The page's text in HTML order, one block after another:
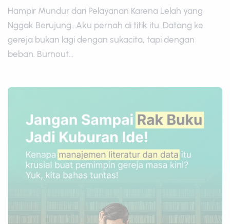
Hampir Mundur dari Pelayanan Karena Lelah yang
Nggak Berujung...Aku pernah di titik itu. Datang ke
gereja bukan lagi dengan sukacita, tapi dengan
beban. Burnout...